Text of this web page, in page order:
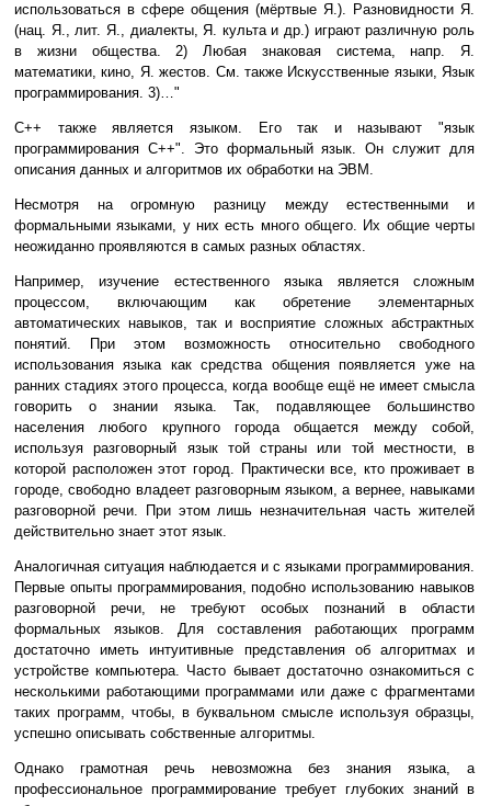
использоваться в сфере общения (мёртвые Я.). Разновидности Я.
(нац. Я., лит. Я., диалекты, Я. культа и др.) играют различную роль
в жизни общества. 2) Любая знаковая система, напр. Я.
математики, кино, Я. жестов. См. также Искусственные языки, Язык
программирования. 3)…"
C++ также является языком. Его так и называют "язык
программирования C++". Это формальный язык. Он служит для
описания данных и алгоритмов их обработки на ЭВМ.
Несмотря на огромную разницу между естественными и
формальными языками, у них есть много общего. Их общие черты
неожиданно проявляются в самых разных областях.
Например, изучение естественного языка является сложным
процессом, включающим как обретение элементарных
автоматических навыков, так и восприятие сложных абстрактных
понятий. При этом возможность относительно свободного
использования языка как средства общения появляется уже на
ранних стадиях этого процесса, когда вообще ещё не имеет смысла
говорить о знании языка. Так, подавляющее большинство
населения любого крупного города общается между собой,
используя разговорный язык той страны или той местности, в
которой расположен этот город. Практически все, кто проживает в
городе, свободно владеет разговорным языком, а вернее, навыками
разговорной речи. При этом лишь незначительная часть жителей
действительно знает этот язык.
Аналогичная ситуация наблюдается и с языками программирования.
Первые опыты программирования, подобно использованию навыков
разговорной речи, не требуют особых познаний в области
формальных языков. Для составления работающих программ
достаточно иметь интуитивные представления об алгоритмах и
устройстве компьютера. Часто бывает достаточно ознакомиться с
несколькими работающими программами или даже с фрагментами
таких программ, чтобы, в буквальном смысле используя образцы,
успешно описывать собственные алгоритмы.
Однако грамотная речь невозможна без знания языка, а
профессиональное программирование требует глубоких знаний в